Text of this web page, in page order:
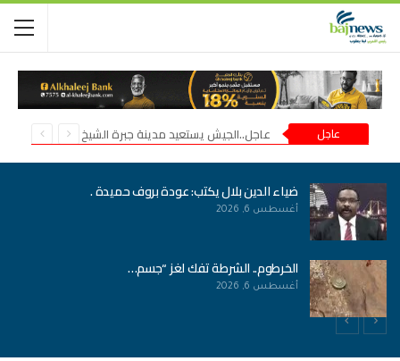
عاجل عاجل..الجيش يستعيد مدينة جبرة الشيخ في شمال كردفان
حريق هائل في مستشفى ود مدني
أغسطس 5, 2026
وفاة مسؤول بكنترول امتحانات الشهادة السودانية
أغسطس 5, 2026